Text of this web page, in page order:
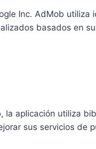
Inc. AdMob utiliza
basados en
la aplicación utiliza
sus servicios de